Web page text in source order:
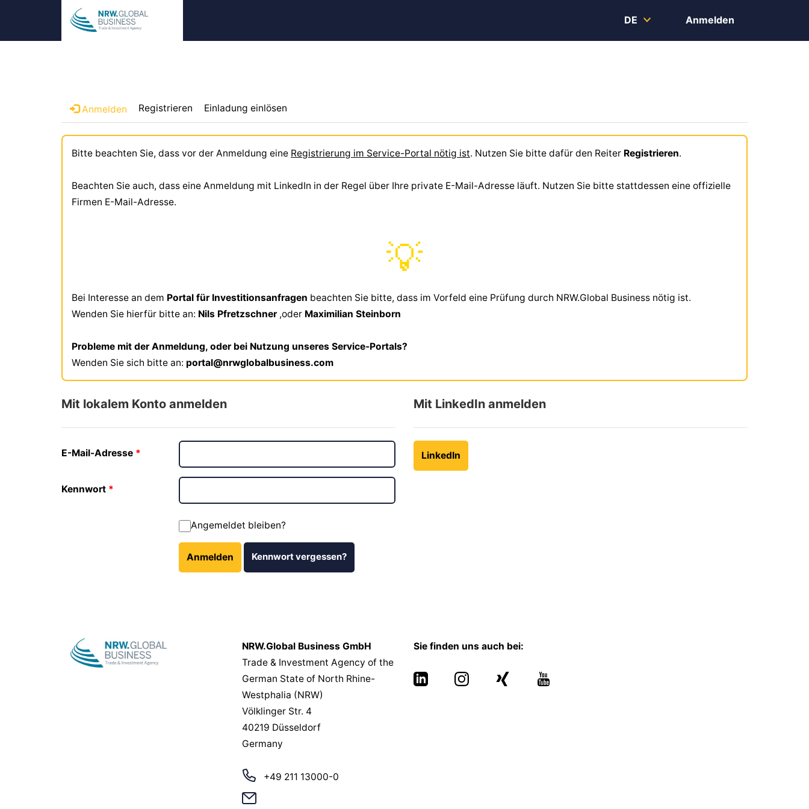
DE Anmelden
Anmelden Registrieren Einladung einlösen
Bitte beachten Sie, dass vor der Anmeldung eine Registrierung im Service-Portal nötig ist. Nutzen Sie bitte dafür den Reiter Registrieren.
Beachten Sie auch, dass eine Anmeldung mit LinkedIn in der Regel über Ihre private E-Mail-Adresse läuft. Nutzen Sie bitte stattdessen eine offizielle
Firmen E-Mail-Adresse.
💡
Bei Interesse an dem Portal für Investitionsanfragen beachten Sie bitte, dass im Vorfeld eine Prüfung durch NRW.Global Business nötig ist.
Wenden Sie hierfür bitte an: Nils Pfretzschner ,oder Maximilian Steinborn
Probleme mit der Anmeldung, oder bei Nutzung unseres Service-Portals?
Wenden Sie sich bitte an: portal@nrwglobalbusiness.com
Mit lokalem Konto anmelden
E-Mail-Adresse
Kennwort
Angemeldet bleiben?
Anmelden Kennwort vergessen?
Mit LinkedIn anmelden
LinkedIn
NRW.Global Business GmbH
Trade & Investment Agency of the
German State of North Rhine-
Westphalia (NRW)
Völklinger Str. 4
40219 Düsseldorf
Germany
+49 211 13000-0
Sie finden uns auch bei: